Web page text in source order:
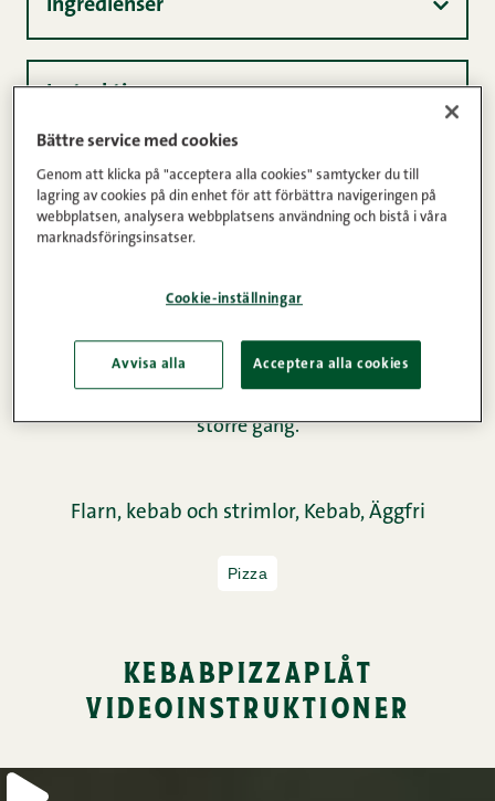
Bättre service med cookies
Genom att klicka på "acceptera alla cookies" samtycker du till
lagring av cookies på din enhet för att förbättra navigeringen på
webbplatsen, analysera webbplatsens användning och bistå i våra
marknadsföringsinsatser.
Cookie-inställningar
Avvisa alla Acceptera alla cookies